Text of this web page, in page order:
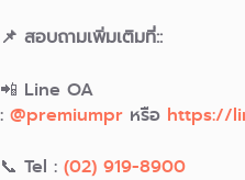
📌 สอบถามเพิ่มเติมที่::
📲 Line OA
: @premiumpr หรือ https://
📞 Tel : (02) 919-8900